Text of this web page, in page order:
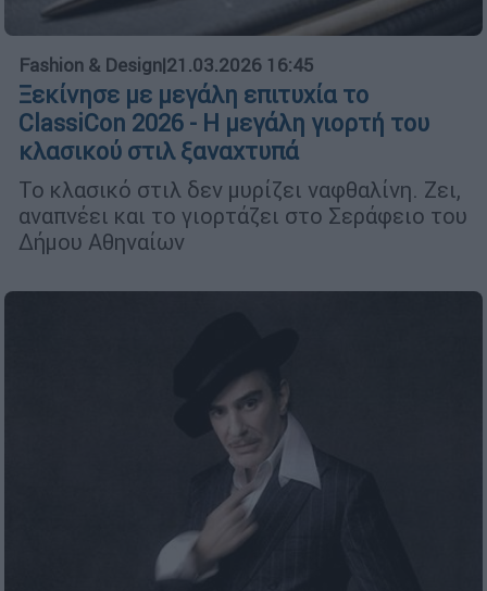
Fashion & Design|21.03.2026 16:45
Ξεκίνησε με μεγάλη επιτυχία το
ClassiCon 2026 - Η μεγάλη γιορτή του
κλασικού στιλ ξαναχτυπά
Το κλασικό στιλ δεν μυρίζει ναφθαλίνη. Ζει,
αναπνέει και το γιορτάζει στο Σεράφειο του
Δήμου Αθηναίων